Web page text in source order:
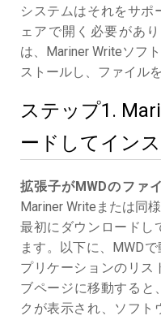
システムはそれをサポ
ェアで開く必要があ
は、Mariner Writeソフ
ストールし、ファイル
ステップ1.
ードしてイン
拡張子がMWDのファ
Mariner Writeまたは同
最初にダウンロードし
ます。以下に、MWD
プリケーションのリス
ブページに移動すると
クが表示され、ソフト